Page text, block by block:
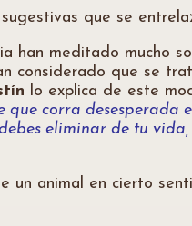
que se
han meditado mucho
considerado que se
lo explica de este
corra desesperada
eliminar de tu
animal en cierto